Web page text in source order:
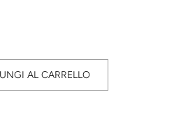
AL CARRELLO